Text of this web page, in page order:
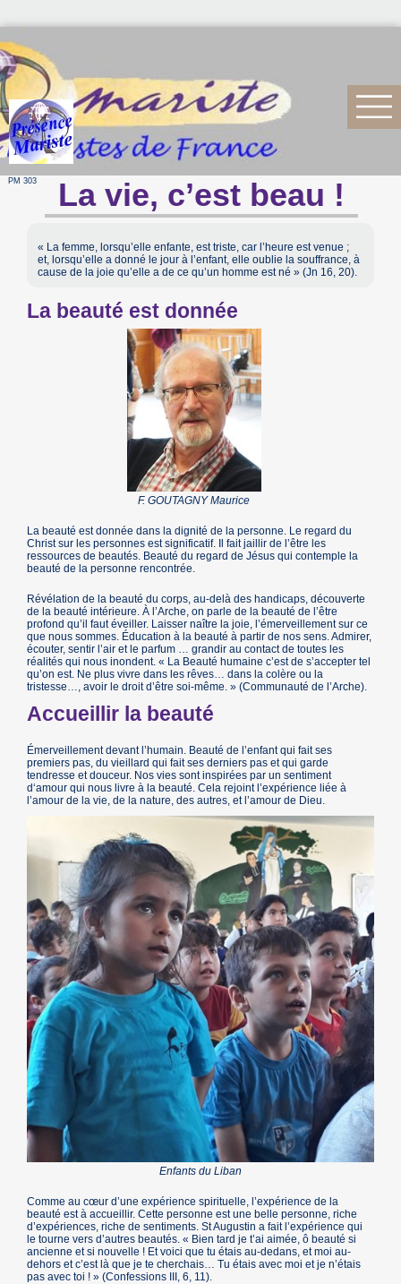
PM 303 La vie, c’est beau !
« La femme, lorsqu’elle enfante, est triste, car l’heure est venue ;
et, lorsqu’elle a donné le jour à l’enfant, elle oublie la souffrance, à
cause de la joie qu’elle a de ce qu’un homme est né » (Jn 16, 20).
La beauté est donnée
F. GOUTAGNY Maurice
La beauté est donnée dans la dignité de la personne. Le regard du
Christ sur les personnes est significatif. Il fait jaillir de l’être les
ressources de beautés. Beauté du regard de Jésus qui contemple la
beauté de la personne rencontrée.
Révélation de la beauté du corps, au-delà des handicaps, découverte
de la beauté intérieure. À l’Arche, on parle de la beauté de l’être
profond qu’il faut éveiller. Laisser naître la joie, l’émerveillement sur ce
que nous sommes. Éducation à la beauté à partir de nos sens. Admirer,
écouter, sentir l’air et le parfum … grandir au contact de toutes les
réalités qui nous inondent. « La Beauté humaine c’est de s’accepter tel
qu’on est. Ne plus vivre dans les rêves… dans la colère ou la
tristesse…, avoir le droit d’être soi-même. » (Communauté de l’Arche).
Accueillir la beauté
Émerveillement devant l’humain. Beauté de l’enfant qui fait ses
premiers pas, du vieillard qui fait ses derniers pas et qui garde
tendresse et douceur. Nos vies sont inspirées par un sentiment
d‘amour qui nous livre à la beauté. Cela rejoint l’expérience liée à
l’amour de la vie, de la nature, des autres, et l’amour de Dieu.
Enfants du Liban
Comme au cœur d’une expérience spirituelle, l’expérience de la
beauté est à accueillir. Cette personne est une belle personne, riche
d’expériences, riche de sentiments. St Augustin a fait l’expérience qui
le tourne vers d’autres beautés. « Bien tard je t’ai aimée, ô beauté si
ancienne et si nouvelle ! Et voici que tu étais au-dedans, et moi au-
dehors et c’est là que je te cherchais… Tu étais avec moi et je n’étais
pas avec toi ! » (Confessions III, 6, 11).